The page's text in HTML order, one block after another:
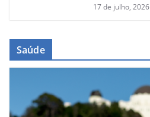
17 de julho, 2026
Saúde